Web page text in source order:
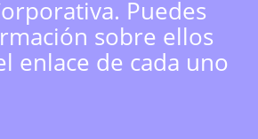
Puedes
sobre ellos
enlace de cada uno